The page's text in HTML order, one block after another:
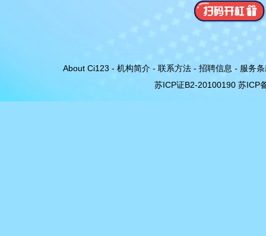
About Ci123 - 机构简介 - 联系方法 - 招聘信息 - 服务
苏ICP证B2-20100190 苏ICP